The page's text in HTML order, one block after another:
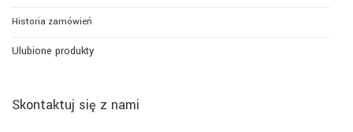
Historia zamówień
Ulubione produkty
Skontaktuj się z nami